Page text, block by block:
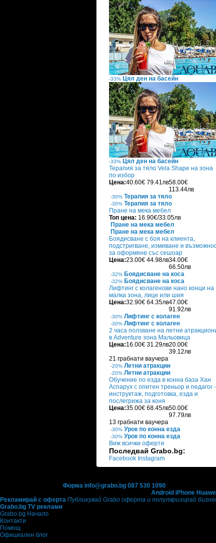
-33% Цял ден на басейн
-33% Цял ден на басейн
Терапия за тяло Vela Shape на зона
по избор
Цена:40.60€ 79.41лв58.00€
113.44лв
-30% Терапия за тяло
-30% Терапия за тяло
Пране на мека мебел
Топ цена: 16.90€/33.05лв
Пране на мека мебел
Пране на мека мебел
Боядисване с боя на клиента,
подстригване, измиване и
за оформяне със сешоар
Цена:23.00€ 44.98лв34.00€
66.50лв
-32% Боядисване на коса
-32% Боядисване на коса
Лифтинг с колагенови нано конци на
малка зона, лице или шия
Цена:32.90€ 64.35лв47.00€
91.92лв
-30% Лифтинг с колаген
-30% Лифтинг с колаген
2 часа ползване на летни
в Adventure зона Мальовица
Цена:16.00€ 31.29лв20.00€
39.12лв
21 грабнати ваучера
-20% Летни атракции
-20% Летни атракции
Обучение по езда в конна база Хан
Аспарух с опитен треньор и педагог -
инструктаж, подготовка, езда и
послегрижа за коня
Цена:35.00€ 68.45лв50.00€
97.79лв
13 грабнати ваучера
-30% Урок по конна езда
-30% Урок по конна езда
Виж всички оферти
Последвай Grabo.bg:
Facebook Instagram
Форма info@grabo.bg 087 530 1090
Android iPhone
Рекламирай с оферта Публикувай Grabo оферта и популяризирай
Grabo.bg TV реклами
Grabo.bg Начало
Контакти
Помощ
Официален блог